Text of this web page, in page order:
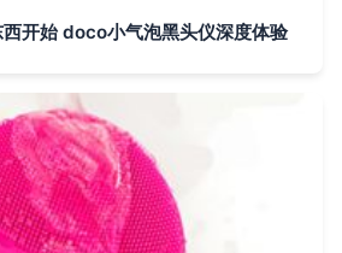
开始 doco小气泡黑头仪深度体验